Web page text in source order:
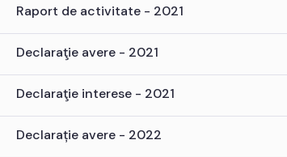
Raport de activitate - 2021
Declaraţie avere - 2021
Declaraţie interese - 2021
Declarație avere - 2022